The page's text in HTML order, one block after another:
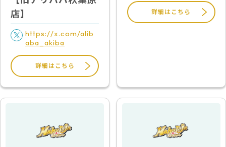
店】
https://x.com/alib
aba_akiba
詳細はこちら
詳細はこちら